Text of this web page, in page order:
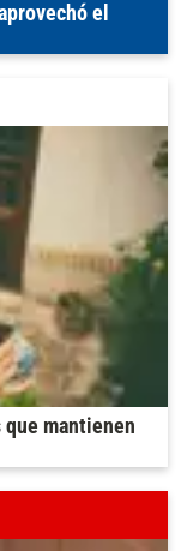
el
que mantienen